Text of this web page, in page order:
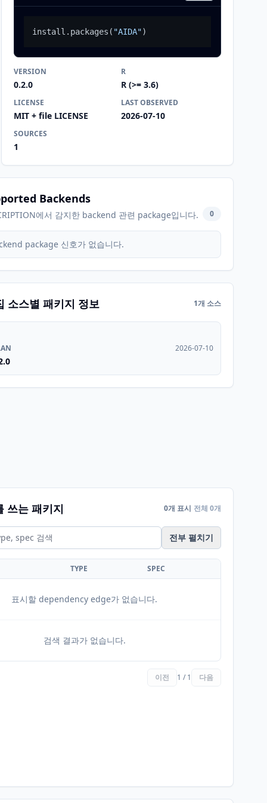
install.packages ( "AIDA")
VERSION
0.2.0
R
R (>= 3.6)
LICENSE
MIT + file LICENSE
LAST OBSERVED
2026-07-10
SOURCES
1
Backends
에서 감지한 backend 관련 package입니다. 0
package 신호가 없습니다.
소스별 패키지 정보 1개 소스
2026-07-10
쓰는 패키지 0개 표시 전체 0개
전부 펼치기
TYPE SPEC
표시할 dependency edge가 없습니다.
검색 결과가 없습니다.
이전 1 / 1 다음